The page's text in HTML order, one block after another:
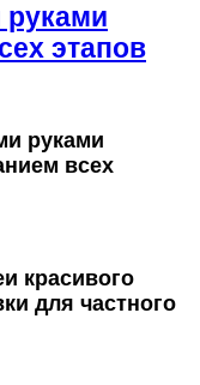
руками
этапов
руками
всех
красивого
для частного